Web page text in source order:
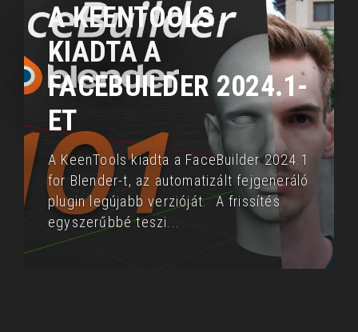
A KEENTOOLS
KIADTA A
FACEBUILDER 2024.1-
ET
A KeenTools kiadta a FaceBuilder 2024.1
for Blender-t, az automatizált fejgeneráló
plugin legújabb verzióját. A frissítés
egyszerűbbé teszi...